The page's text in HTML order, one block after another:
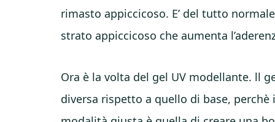
rimasto appiccicoso. E’ del tutto
strato appiccicoso che aumenta
Ora è la volta del gel UV modellante. ll
diversa rispetto a quello di base,